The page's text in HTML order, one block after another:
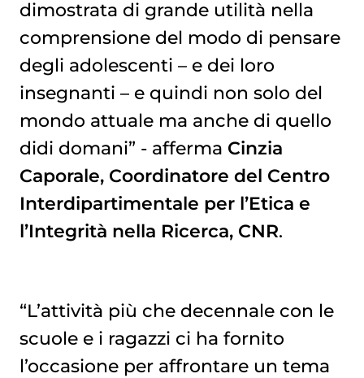
dimostrata di grande utilità nella
comprensione del modo di pensare
degli adolescenti – e dei loro
insegnanti – e quindi non solo del
mondo attuale ma anche di quello
didi domani” - afferma Cinzia
Caporale, Coordinatore del Centro
Interdipartimentale per l’Etica e
l’Integrità nella Ricerca, CNR.
“L’attività più che decennale con le
scuole e i ragazzi ci ha fornito
l’occasione per affrontare un tema